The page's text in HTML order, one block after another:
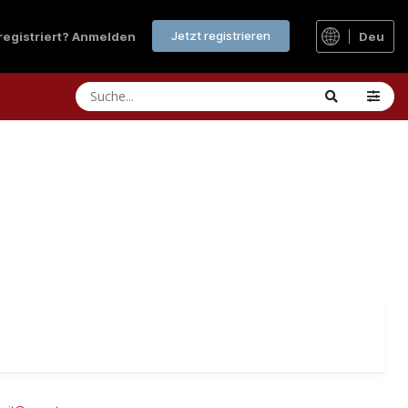
Anmelden Jetzt registrieren Deu